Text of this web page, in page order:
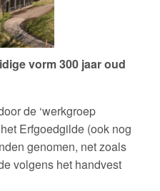
vorm 300 jaar oud
de ‘werkgroep
Erfgoedgilde (ook nog
genomen, net zoals
volgens het handvest